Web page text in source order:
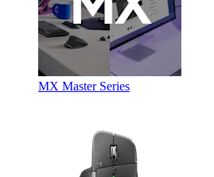
MX Master Series